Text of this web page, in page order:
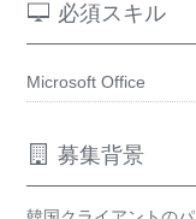
必須スキル
Microsoft Office
募集背景